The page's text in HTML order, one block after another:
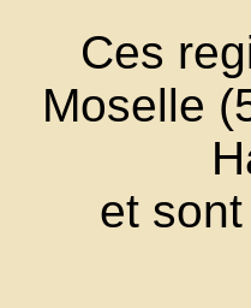
Ces
Moselle
et